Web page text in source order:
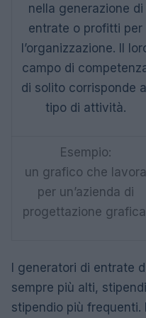
nella generazione di
entrate o profitti per
l’organizzazione. Il
campo di
di solito corrisponde
tipo di attività.
Esempio:
un grafico che lavora
per un’azienda di
progettazione
I generatori di entrate
sempre più alti,
stipendio più